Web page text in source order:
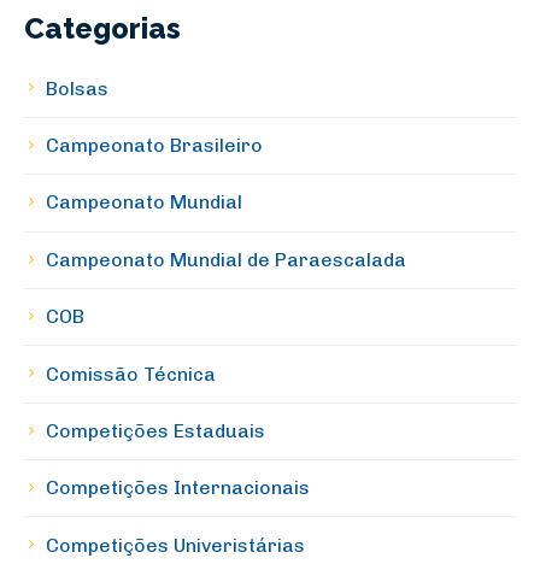
Categorias
Bolsas
Campeonato Brasileiro
Campeonato Mundial
Campeonato Mundial de Paraescalada
COB
Comissão Técnica
Competições Estaduais
Competições Internacionais
Competições Univeristárias